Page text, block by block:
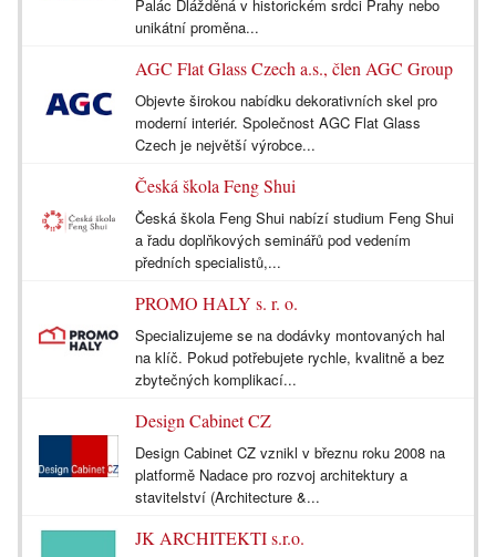
Palác Dlážděná v historickém srdci Prahy nebo
unikátní proměna...
AGC Flat Glass Czech a.s., člen AGC Group
Objevte širokou nabídku dekorativních skel pro
moderní interiér. Společnost AGC Flat Glass
Czech je největší výrobce...
Česká škola Feng Shui
Česká škola Feng Shui nabízí studium Feng Shui
a řadu doplňkových seminářů pod vedením
předních specialistů,...
PROMO HALY s. r. o.
Specializujeme se na dodávky montovaných hal
na klíč. Pokud potřebujete rychle, kvalitně a bez
zbytečných komplikací...
Design Cabinet CZ
Design Cabinet CZ vznikl v březnu roku 2008 na
platformě Nadace pro rozvoj architektury a
stavitelství (Architecture &...
JK ARCHITEKTI s.r.o.